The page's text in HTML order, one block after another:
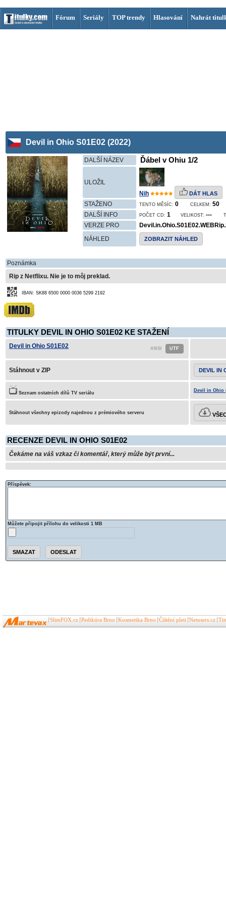
Fórum Seriály TOP trendy Hlasování Nahrát
Devil in Ohio S01E02 (2022)
DALŠÍ NÁZEV Ďábel v Ohiu 1/2
ULOŽIL
Nih
DÁT HLAS
STAŽENO TENTO MĚSÍC: 0 CELKEM: 50
DALŠÍ INFO
POČET CD: 1 VELIKOST: ---
VERZE PRO
NÁHLED
ZOBRAZIT NÁHLED
Poznámka
Rip z Netflixu. Nie je to môj preklad.
IBAN: SK88 6500 0000 0036 5299 2192
TITULKY DEVIL IN OHIO S01E02 KE STAŽENÍ
Devil in Ohio S01E02
Stáhnout v ZIP DEVIL IN
Seznam ostatních dílů TV seriálu Devil in Ohio
Stáhnout všechny epizody najednou z prémiového serveru
RECENZE DEVIL IN OHIO S01E02
Čekáme na váš vzkaz či komentář, který může být první...
Příspěvek:
Můžete připojit přílohu do velikosti 1 MB
SlimFOX.cz Pedikúra Brno Kosmetika Brno Čištění pleti Netusers.cz